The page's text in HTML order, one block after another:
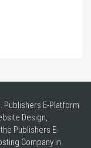
Publishers E-Platform
Design,
Publishers E-
Company in